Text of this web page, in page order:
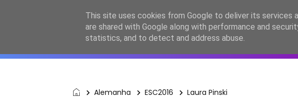
ESC2027 JESC2026 FC2026
Alemanha ESC2016 Laura Pinski
This site uses cookies from Google to deliver its services
are shared with Google along with performance and
statistics, and to detect and address abuse.